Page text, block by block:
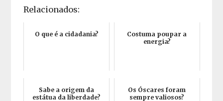
Relacionados:
O que é a cidadania?
Costuma poupar a
energia?
Sabe a origem da
estátua da liberdade?
Os Óscares foram
sempre valiosos?